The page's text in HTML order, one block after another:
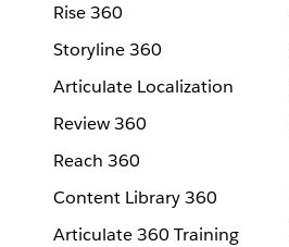
Rise 360
Storyline 360
Articulate Localization
Review 360
Reach 360
Content Library 360
Articulate 360 Training